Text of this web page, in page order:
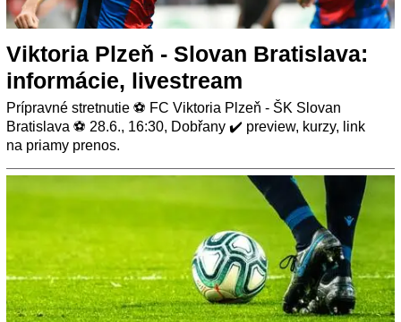
Viktoria Plzeň - Slovan Bratislava:
informácie, livestream
Prípravné stretnutie ⚽ FC Viktoria Plzeň - ŠK Slovan
Bratislava ⚽ 28.6., 16:30, Dobřany ✔️ preview, kurzy, link
na priamy prenos.